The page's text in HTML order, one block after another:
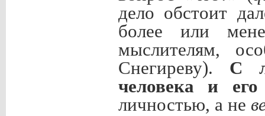
дело обстоит
более или
мыслителям,
Снегиреву). С
человека и его
личностью, а не